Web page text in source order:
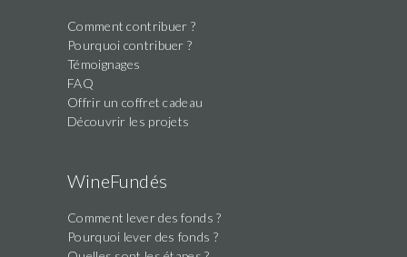
this
field
Comment contribuer ?
Pourquoi contribuer ?
Témoignages
FAQ
Offrir un coffret cadeau
Découvrir les projets
WineFundés
Comment lever des fonds ?
Pourquoi lever des fonds ?